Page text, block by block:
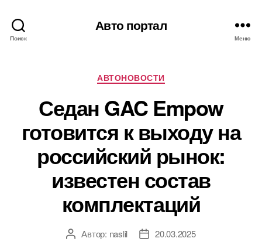
Поиск
Авто портал
Меню
Рубрики
АВТОНОВОСТИ
Седан GAC Empow
готовится к выходу на
российский рынок:
известен состав
комплектаций
АвторАвтор: naslil
Дата20.03.2025